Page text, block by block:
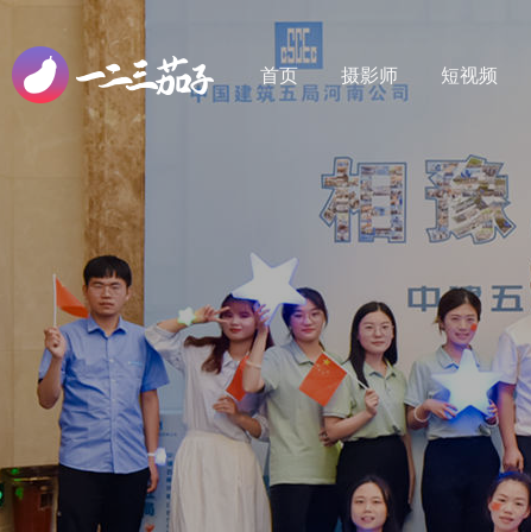
首页 摄影师 短视频